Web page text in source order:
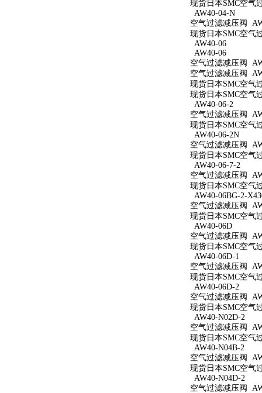
现货日本SMC空气
AW40-04-N
空气过滤减压阀
现货日本SMC空气
AW40-06
AW40-06
空气过滤减压阀
空气过滤减压阀
现货日本SMC空气
现货日本SMC空气
AW40-06-2
空气过滤减压阀
现货日本SMC空气
AW40-06-2N
空气过滤减压阀
现货日本SMC空气
AW40-06-7-2
空气过滤减压阀
现货日本SMC空气
AW40-06BG-2-
空气过滤减压阀
现货日本SMC空气
AW40-06D
空气过滤减压阀
现货日本SMC空气
AW40-06D-1
空气过滤减压阀
现货日本SMC空气
AW40-06D-2
空气过滤减压阀
现货日本SMC空气
AW40-N02D-2
空气过滤减压阀
现货日本SMC空气
AW40-N04B-2
空气过滤减压阀
现货日本SMC空气
AW40-N04D-2
空气过滤减压阀